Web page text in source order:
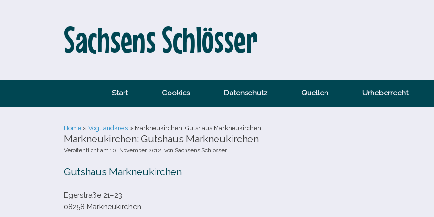
Sachsens Schlösser
Start Cookies Datenschutz Quellen Urheberrecht
Home » Vogtlandkreis » Markneukirchen: Gutshaus Markneukirchen
Markneukirchen: Gutshaus Markneukirchen
Veröffentlicht am 10. November 2012 von Sachsens Schlösser
Gutshaus Markneukirchen
Egerstraße 21–23
08258 Markneukirchen